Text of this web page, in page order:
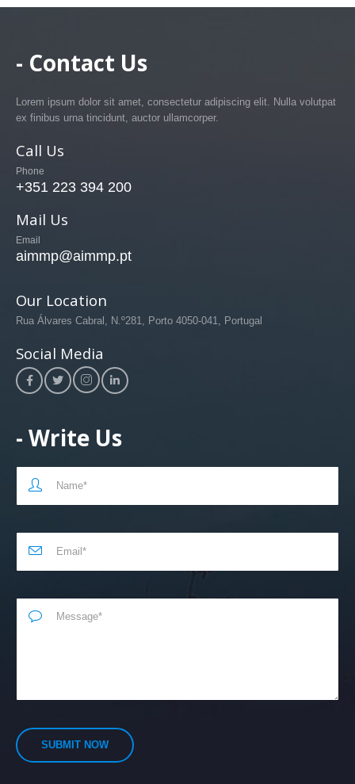
- Contact Us
Lorem ipsum dolor sit amet, consectetur adipiscing elit. Nulla volutpat
ex finibus urna tincidunt, auctor ullamcorper.
Call Us
Phone
+351 223 394 200
Mail Us
Email
aimmp@aimmp.pt
Our Location
Rua Álvares Cabral, N.º281, Porto 4050-041, Portugal
Social Media
- Write Us